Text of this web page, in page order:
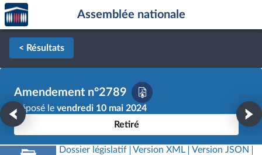
Aller au contenu
Aller en bas de la page
Accèder
à la
page
d'accueil
Assemblée nationale
< Résultats
Amendement n°2789
Déposé le vendredi 10 mai 2024
Retiré
Dossier législatif Version XML
Version JSON